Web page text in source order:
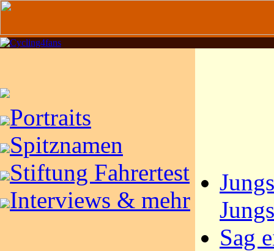
Portraits
Spitznamen
Stiftung Fahrertest
Interviews & mehr
Sag